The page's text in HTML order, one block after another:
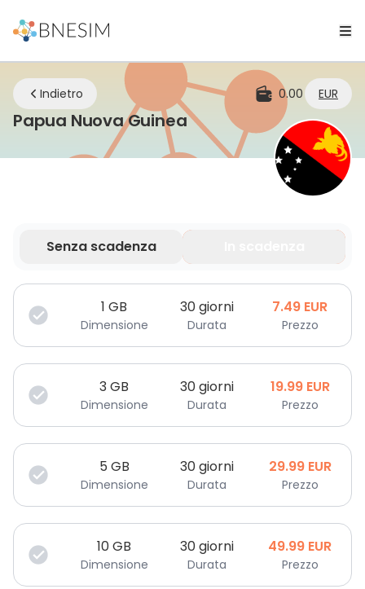
Indietro 0.00 EUR
Papua Nuova GuineaeSIM | Rimani
Senza scadenza
I tuoi dati sono validi per un periodo limitato.
1 GB
Dimensione
30 giorni
Durata
7.49 EUR
Prezzo
3GB
Dimensione
30 giorni
Durata
19.99 EUR
Prezzo
5 GB
Dimensione
30 giorni
Durata
29.99 EUR
Prezzo
10GB
Dimensione
30 giorni
Durata
49.99 EUR
Prezzo